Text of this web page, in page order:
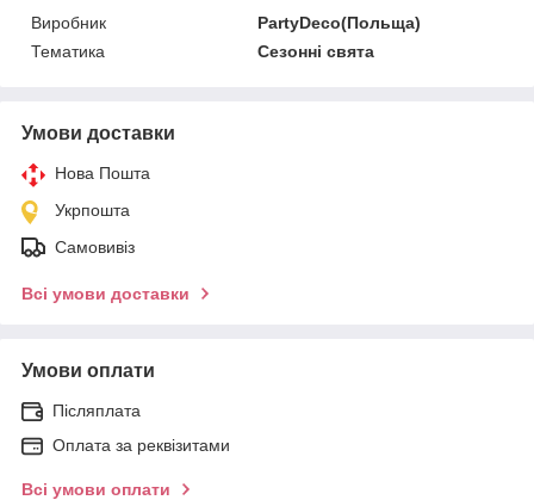
Виробник
PartyDeco(Польща)
Тематика
Сезонні свята
Умови доставки
Нова Пошта
Укрпошта
Самовивіз
Всі умови доставки
Умови оплати
Післяплата
Оплата за реквізитами
Всі умови оплати